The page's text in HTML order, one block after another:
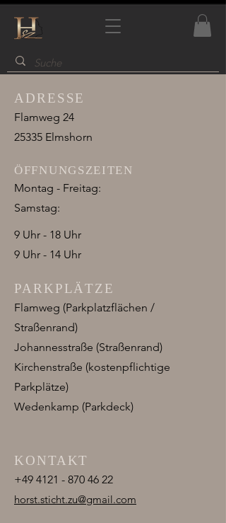
ADRESSE
Flamweg 24
25335 Elmshorn
ÖFFNUNGSZEITEN
Montag - Freitag:
Samstag:
9 Uhr - 18 Uhr
9 Uhr - 14 Uhr
PARKPLÄTZE
Flamweg (Parkplatzflächen /
Straßenrand)
Johannesstraße (Straßenrand)
Kirchenstraße (kostenpflichtige
Parkplätze)
Wedenkamp (Parkdeck)
KONTAKT
+49 4121 - 870 46 22
horst.sticht.zu@gmail.com